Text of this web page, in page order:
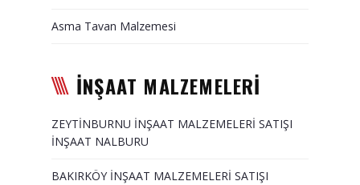
Asma Tavan Malzemesi
İNŞAAT MALZEMELERİ
ZEYTİNBURNU İNŞAAT MALZEMELERİ SATIŞI
İNŞAAT NALBURU
BAKIRKÖY İNŞAAT MALZEMELERİ SATIŞI